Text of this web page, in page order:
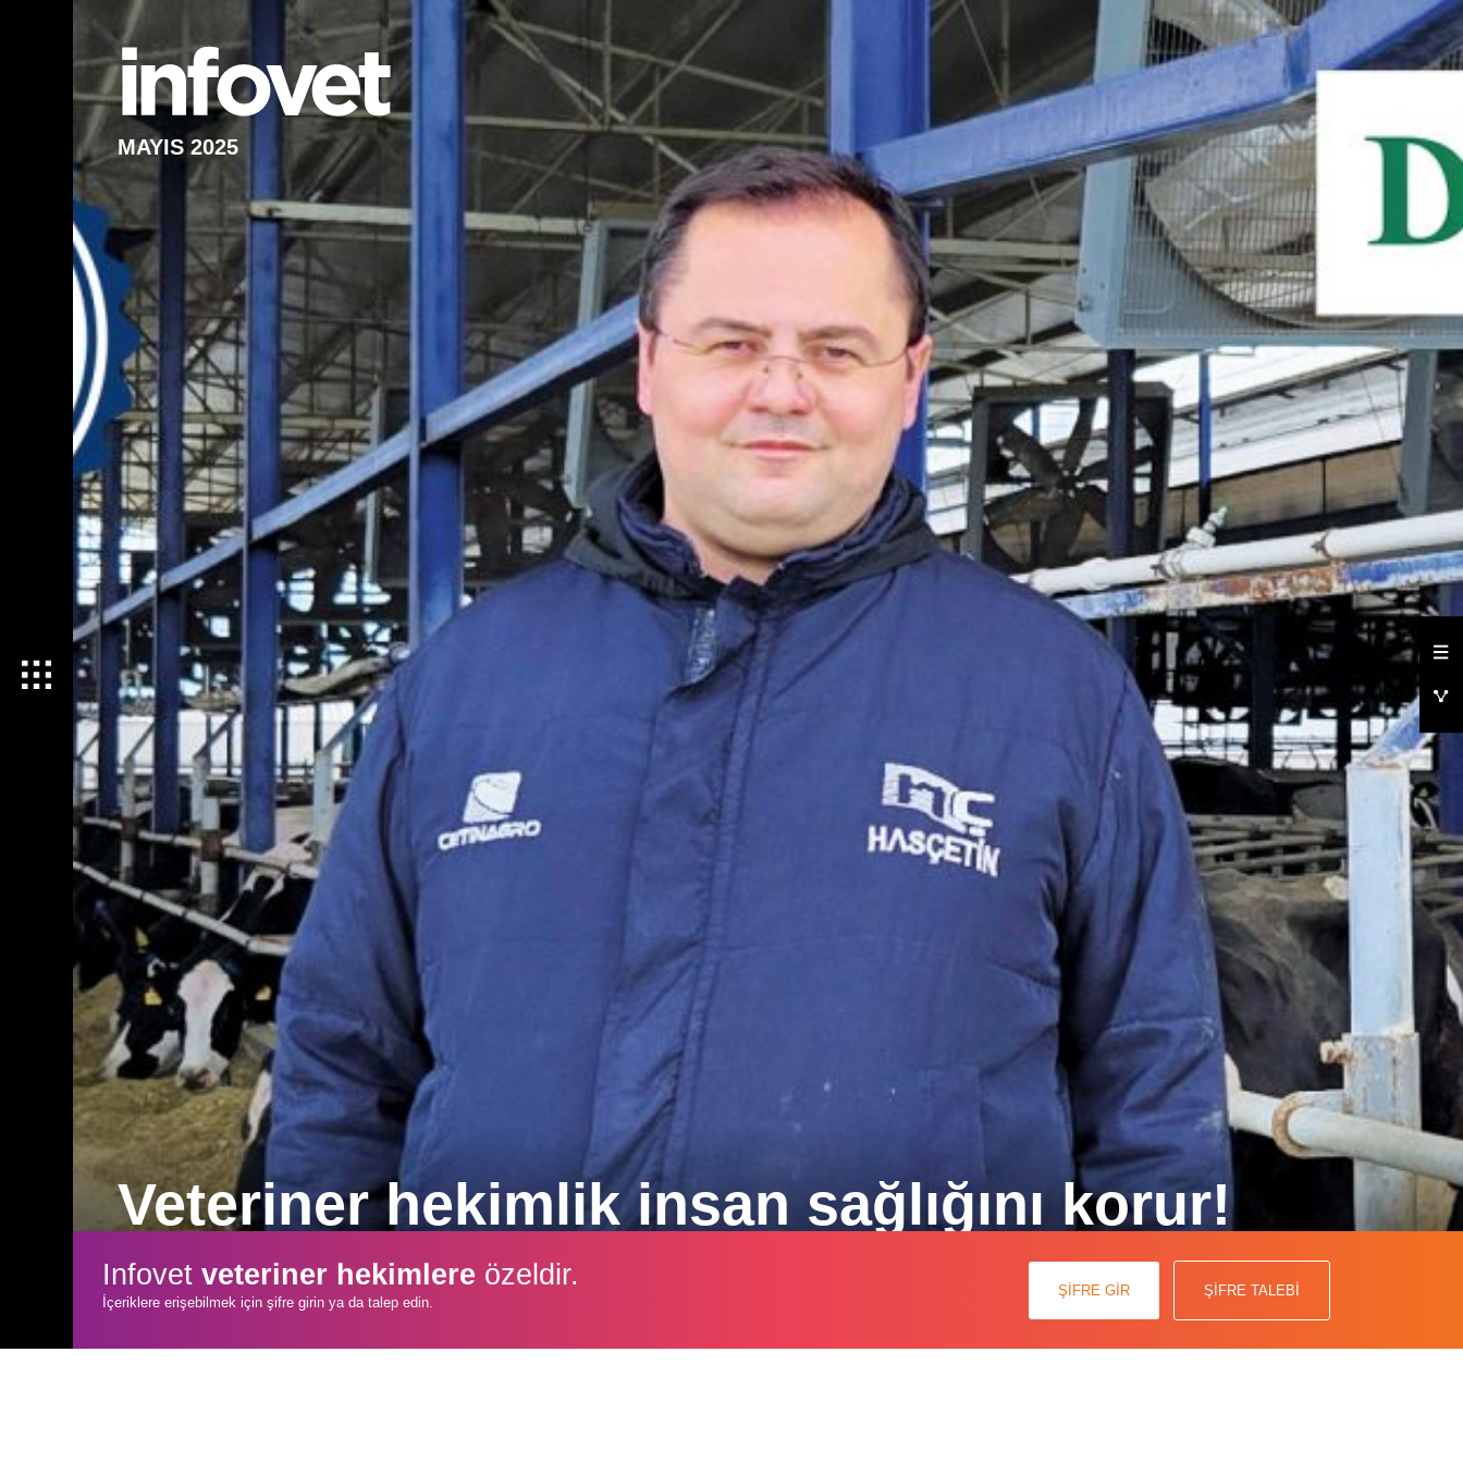
MAYIS 2025
Veteriner hekimlik insan sağlığını korur!
Deneyimli Veteriner Hekim Semih Şalgamcı, 15 yıllık tecrübesiyle işletme hekimliğinde karşılaştığı zorlukları ve antibiyotik
direncine karşı sürdürülebilir çözümleri okurlarımızla paylaşıyor.
Infovetveteriner hekimlere özeldir.
İçeriklere erişebilmek için şifre girin ya da talep edin.
ŞİFRE GİR ŞİFRE TALEBİ